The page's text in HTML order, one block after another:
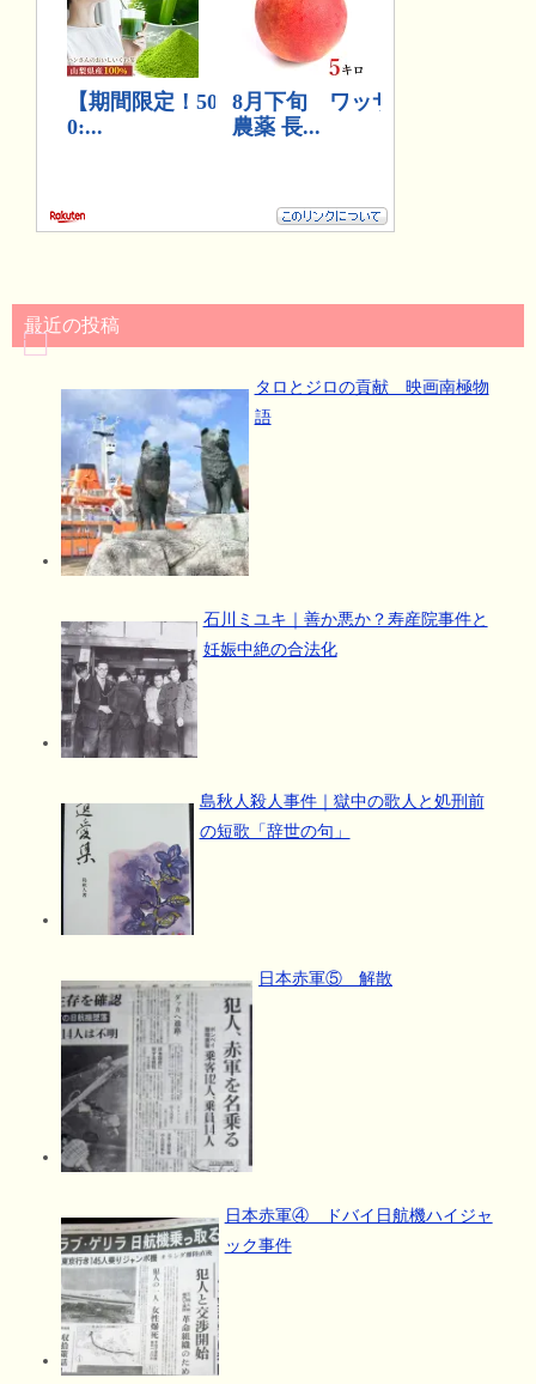
最近の投稿
タロとジロの貢献 映画南極物
語
石川ミユキ｜善か悪か？寿産院事件と
妊娠中絶の合法化
島秋人殺人事件｜獄中の歌人と処刑前
の短歌「辞世の句」
日本赤軍⑤ 解散
日本赤軍④ ドバイ日航機ハイジャ
ック事件